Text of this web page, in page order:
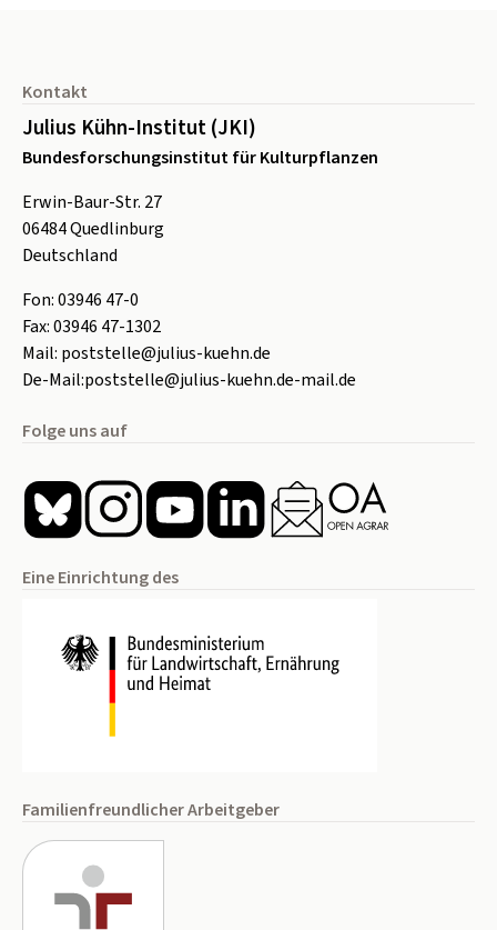
Kontakt
Julius Kühn-Institut (JKI)
Bundesforschungsinstitut für Kulturpflanzen
Erwin-Baur-Str. 27
06484Quedlinburg
Deutschland
Fon:03946 47-0
Fax:03946 47-1302
Mail: poststelle@julius-kuehn.de
De-Mail:poststelle@julius-kuehn.de-mail.de
Folge uns auf
Eine Einrichtung des
Familienfreundlicher Arbeitgeber